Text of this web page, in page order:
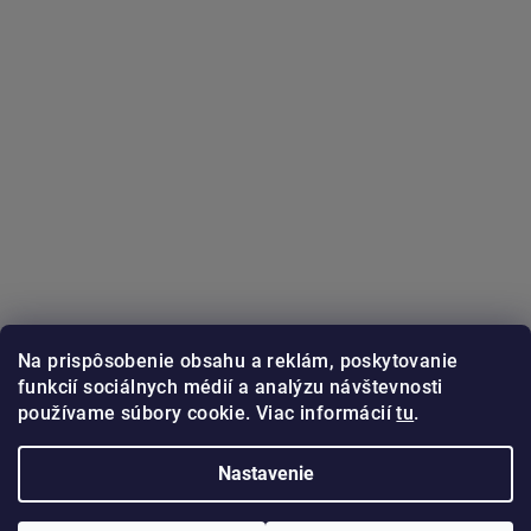
Na prispôsobenie obsahu a reklám, poskytovanie
funkcií sociálnych médií a analýzu návštevnosti
používame súbory cookie. Viac informáciítu.
Nastavenie
Sledovať na Instagrame